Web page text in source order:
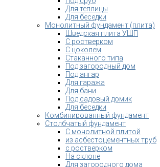
Для теплицы
Для беседки
Монолитный фундамент (плита)
Шведская плита УШП
С ростверком
С цоколем
Стаканного типа
Под загородный дом
Под ангар
Для гаража
Для бани
Под садовый домик
Для беседки
Комбинированный фундамент
Столбчатый фундамент
С монолитной плитой
из асбестоцементных труб
с ростверком
На склоне
Для загородного дома